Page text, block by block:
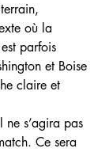
où la
parfois
et Boise
claire et
ne s’agira pas
Ce sera